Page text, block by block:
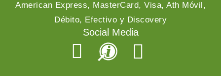
American Express, MasterCard, Visa, Ath Móvil,
Débito, Efectivo y Discovery
Social Media